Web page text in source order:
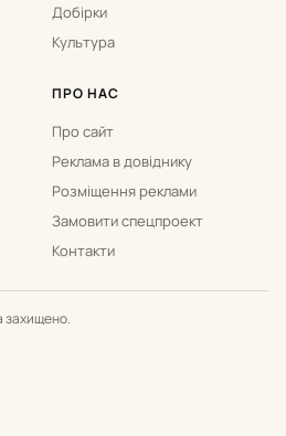
Добірки
Культура
ПРО НАС
Про сайт
Реклама в довіднику
Розміщення реклами
Замовити спецпроект
Контакти
захищено.